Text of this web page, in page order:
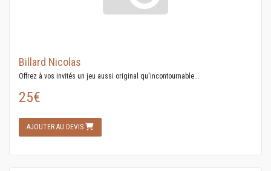
Billard Nicolas
Offrez à vos invités un jeu aussi original qu'incontournable...
25€
AJOUTER AU DEVIS